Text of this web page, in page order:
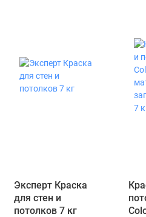
Эксперт Краска
для стен и
потолков 7 кг